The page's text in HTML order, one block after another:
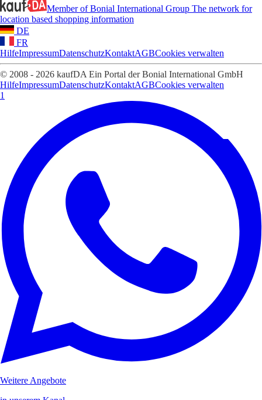
Member of Bonial International Group The network for
location based shopping information
DE
FR
HilfeImpressumDatenschutzKontaktAGBCookies verwalten
© 2008 - 2026 kaufDA Ein Portal der Bonial International GmbH
HilfeImpressumDatenschutzKontaktAGBCookies verwalten
1
Weitere Angebote